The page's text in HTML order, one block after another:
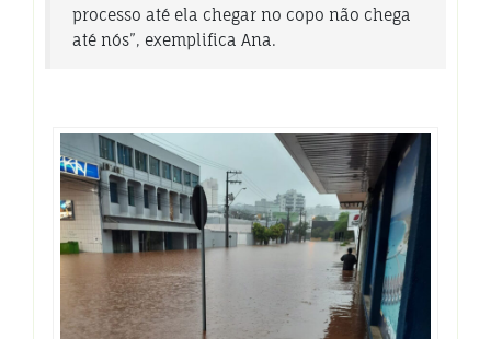
processo até ela chegar no copo não chega
até nós”, exemplifica Ana.